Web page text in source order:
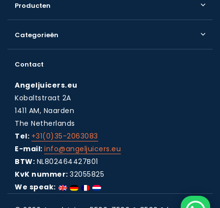
Producten
Categorieën
Contact
Angeljuicers.eu
Kobaltstraat 2A
1411 AM, Naarden
The Netherlands
Tel: +31(0)35-2063083
E-mail: info@angeljuicers.eu
BTW: NL802464427B01
KvK nummer: 32055825
We speak: